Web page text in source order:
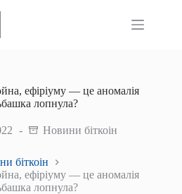
ефіріуму — це аномалія
лопнула?
Новини біткоін
біткоін
ефіріуму — це аномалія
лопнула?